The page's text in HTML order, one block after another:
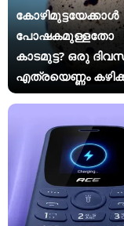
കോഴിമുട്ടയേക്കാൾ
പോഷകമുള്ളതോ
കാടമുട്ട? ഒരു
എത്രയെണ്ണം